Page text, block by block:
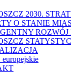
2030.
O STANIE
ROZWÓJ